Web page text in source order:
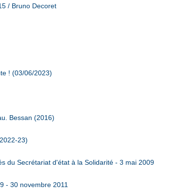
/ Bruno Decoret
! (03/06/2023)
Bessan (2016)
23)
du Secrétariat d'état à la Solidarité - 3 mai 2009
- 30 novembre 2011